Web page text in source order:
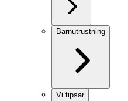
Barnutrustning
Vi tipsar